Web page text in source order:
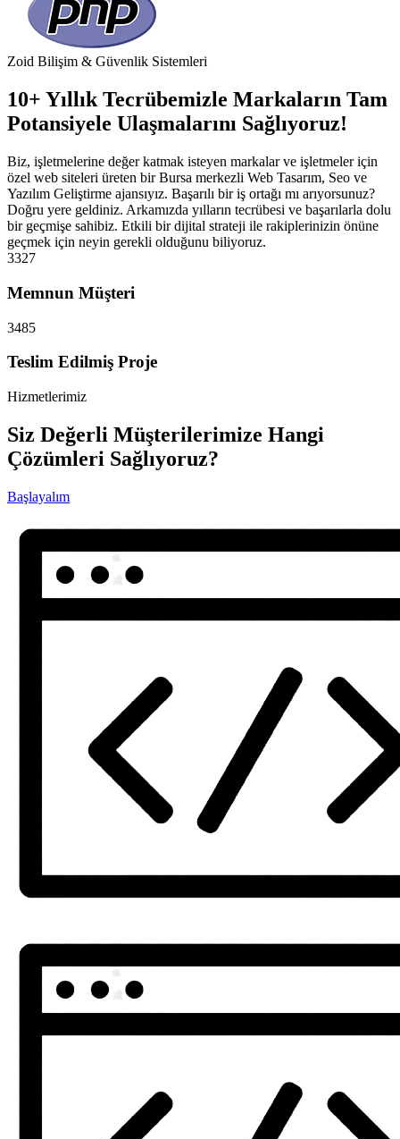
Zoid Bilişim & Güvenlik Sistemleri
10+ Yıllık Tecrübemizle Markaların Tam
Potansiyele Ulaşmalarını Sağlıyoruz!
Biz, işletmelerine değer katmak isteyen markalar ve işletmeler için
özel web siteleri üreten bir Bursa merkezli Web Tasarım, Seo ve
Yazılım Geliştirme ajansıyız. Başarılı bir iş ortağı mı arıyorsunuz?
Doğru yere geldiniz. Arkamızda yılların tecrübesi ve başarılarla dolu
bir geçmişe sahibiz. Etkili bir dijital strateji ile rakiplerinizin önüne
geçmek için neyin gerekli olduğunu biliyoruz.
3327
Memnun Müşteri
3485
Teslim Edilmiş Proje
Hizmetlerimiz
Siz Değerli Müşterilerimize Hangi
Çözümleri Sağlıyoruz?
Başlayalım